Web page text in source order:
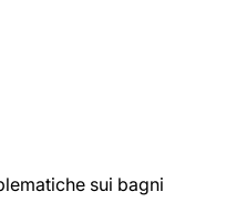
sui bagni